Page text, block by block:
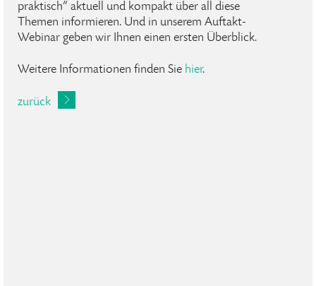
praktisch“ aktuell und kompakt über all diese
Themen informieren. Und in unserem Auftakt-
Webinar geben wir Ihnen einen ersten Überblick.
Weitere Informationen finden Sie hier.
zurück